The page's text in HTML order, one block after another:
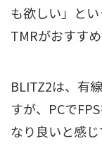
も欲しい」と
TMRがおすすめ
BLITZ2は、有
すが、PCで
なり良いと感じ